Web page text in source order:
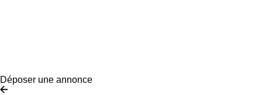
Déposer une annonce